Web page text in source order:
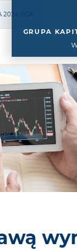
GRUPA
ROK